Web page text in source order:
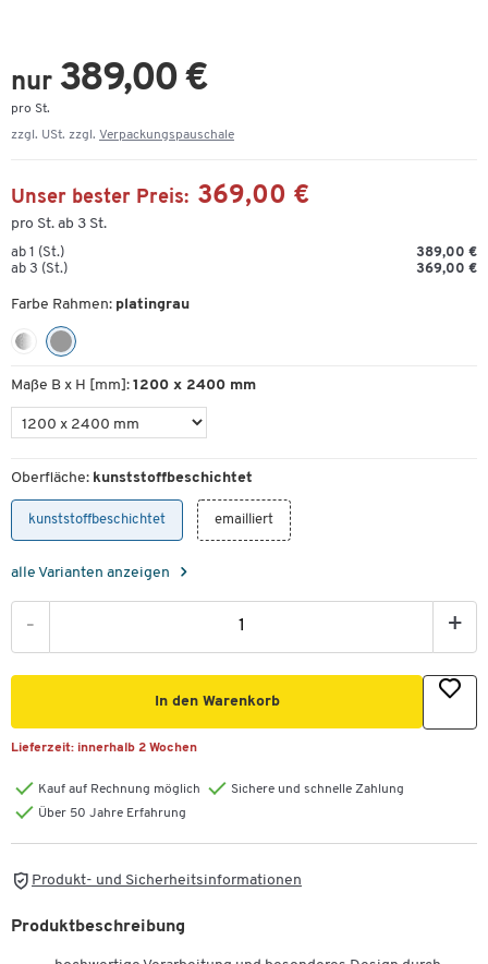
nur 389,00 €
pro St.
zzgl. USt. zzgl. Verpackungspauschale
Unser bester Preis: 369,00 €
pro St. ab 3 St.
ab 1 (St.)
389,00 €
ab 3 (St.)
369,00 €
Farbe Rahmen: platingrau
Maße B x H [mm]: 1200 x 2400 mm
Oberfläche: kunststoffbeschichtet
kunststoffbeschichtet emailliert
alle Varianten anzeigen
- +
In den Warenkorb
Lieferzeit: innerhalb 2 Wochen
Kauf auf Rechnung möglich
Sichere und schnelle Zahlung
Über 50 Jahre Erfahrung
Produkt- und Sicherheitsinformationen
Produktbeschreibung